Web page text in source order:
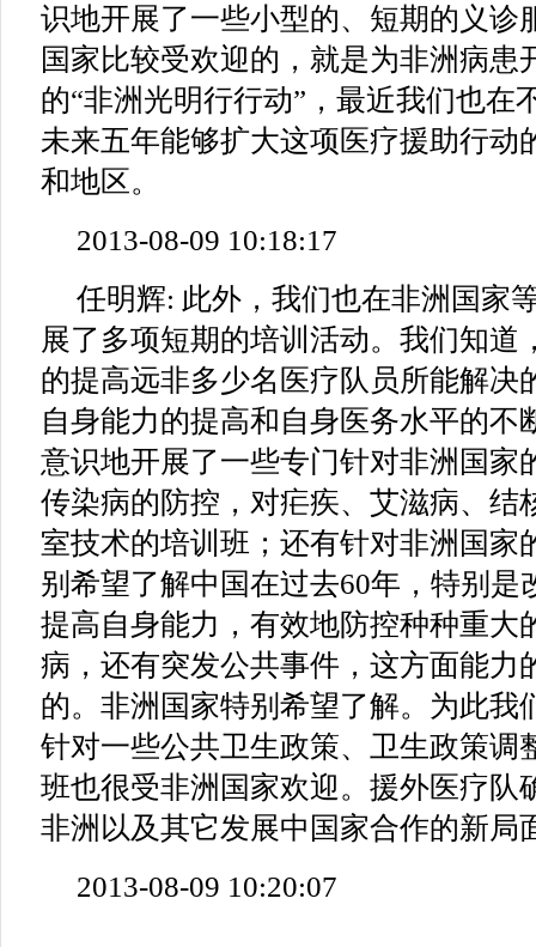
识地开展了一些小型的、短期的义诊
国家比较受欢迎的，就是为非洲病患
的“非洲光明行行动”，最近我们也在
未来五年能够扩大这项医疗援助行动
和地区。
2013-08-09 10:18:17
任明辉: 此外，我们也在非洲国家
展了多项短期的培训活动。我们知道
的提高远非多少名医疗队员所能解决
自身能力的提高和自身医务水平的不
意识地开展了一些专门针对非洲国家
传染病的防控，对疟疾、艾滋病、结
室技术的培训班；还有针对非洲国家
别希望了解中国在过去60年，特别是
提高自身能力，有效地防控种种重大
病，还有突发公共事件，这方面能力
的。非洲国家特别希望了解。为此我
针对一些公共卫生政策、卫生政策调
班也很受非洲国家欢迎。援外医疗队
非洲以及其它发展中国家合作的新局
2013-08-09 10:20:07